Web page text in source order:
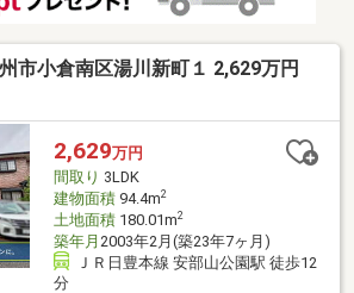
市小倉南区湯川新町１ 2,629万円
2,629万円
間取り 3LDK
建物面積94.4m2
土地面積180.01m2
築年月 2003年2月(築23年7ヶ月)
ＪＲ日豊本線 安部山公園駅 徒歩12
分